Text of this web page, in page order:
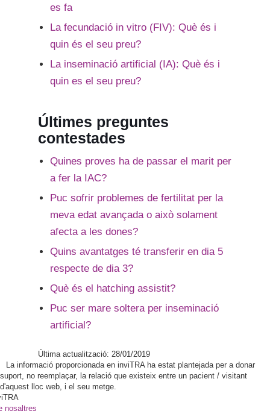
es fa
La fecundació in vitro (FIV): Què és i
quin és el seu preu?
La inseminació artificial (IA): Què és i
quin es el seu preu?
Últimes preguntes
contestades
Quines proves ha de passar el marit per
a fer la IAC?
Puc sofrir problemes de fertilitat per la
meva edat avançada o això solament
afecta a les dones?
Quins avantatges té transferir en dia 5
respecte de dia 3?
Què és el hatching assistit?
Puc ser mare soltera per inseminació
artificial?
Última actualització: 28/01/2019
La informació proporcionada en inviTRA ha estat plantejada per a donar
suport, no reemplaçar, la relació que existeix entre un pacient / visitant
d'aquest lloc web, i el seu metge.
nosaltres